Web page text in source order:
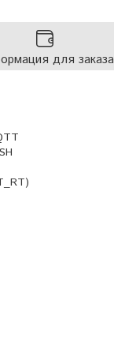
для заказа